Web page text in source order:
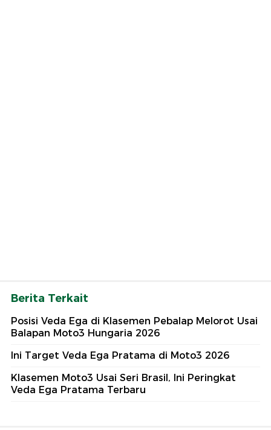
Berita Terkait
Posisi Veda Ega di Klasemen Pebalap Melorot Usai
Balapan Moto3 Hungaria 2026
Ini Target Veda Ega Pratama di Moto3 2026
Klasemen Moto3 Usai Seri Brasil, Ini Peringkat
Veda Ega Pratama Terbaru